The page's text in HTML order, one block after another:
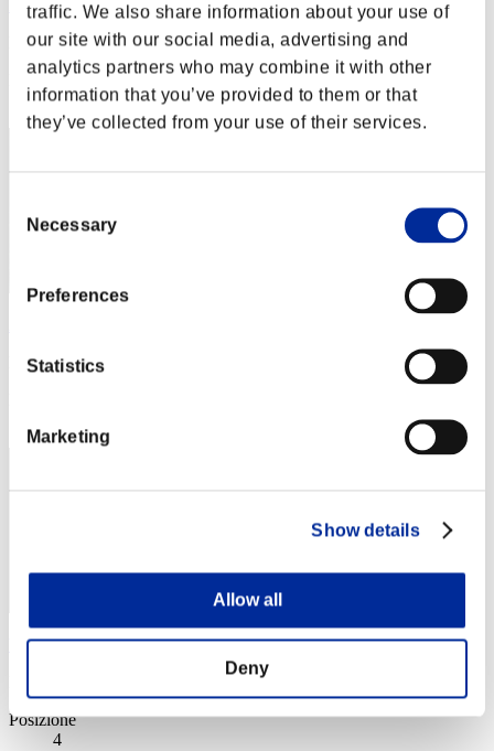
traffic. We also share information about your use of
our site with our social media, advertising and
analytics partners who may combine it with other
information that you’ve provided to them or that
they’ve collected from your use of their services.
Selection
Necessary
Preferences
Statistics
Marketing
Show details
Allow all
Deny
Night of Nights
Punteggio:Lv:1/01'37"87
Posizione
2
Punteggio:Lv:1/01'53"50
billythebigass
Posizione
4